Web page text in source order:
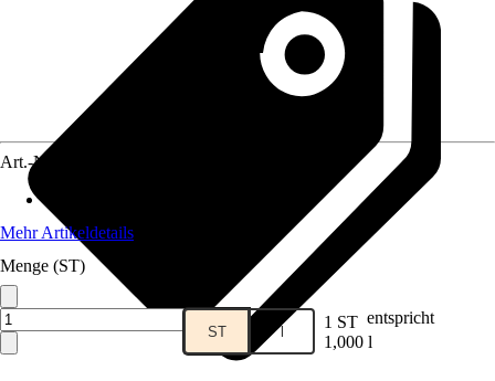
Art.-Nr.
Mehr Artikeldetails
Menge (ST)
ST l 1 ST entspricht
1,000 l